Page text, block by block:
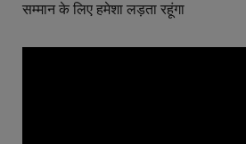
सम्मान के लिए हमेशा लड़ता रहूंगा